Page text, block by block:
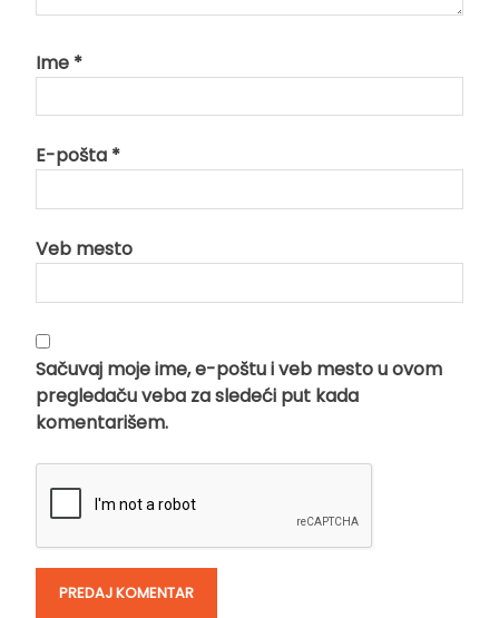
Ime *
E-pošta *
Veb mesto
Sačuvaj moje ime, e-poštu i veb mesto u ovom
pregledaču veba za sledeći put kada
komentarišem.